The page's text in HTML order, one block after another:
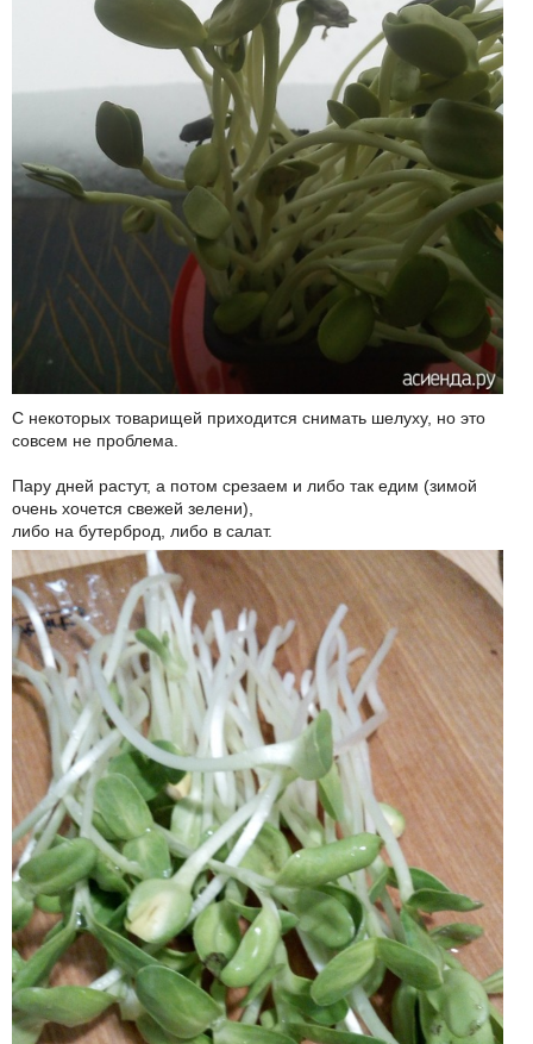
С некоторых товарищей приходится снимать шелуху, но это
совсем не проблема.
Пару дней растут, а потом срезаем и либо так едим (зимой
очень хочется свежей зелени),
либо на бутерброд, либо в салат.